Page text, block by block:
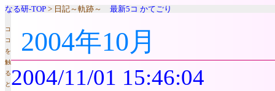
なる研-TOP > 日記～軌跡～ 最新5コ かてごり
コ
コ
を
触
る
と
2004年10月
2004/11/01 15:46:04